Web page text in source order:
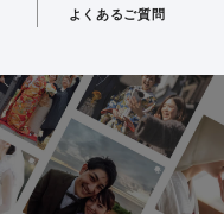
よくあるご質問